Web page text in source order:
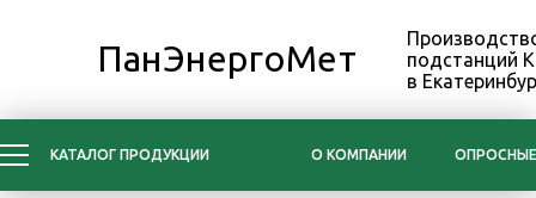
ПанЭнергоМет
подстанций
в
КАТАЛОГ ПРОДУКЦИИ О КОМПАНИИ